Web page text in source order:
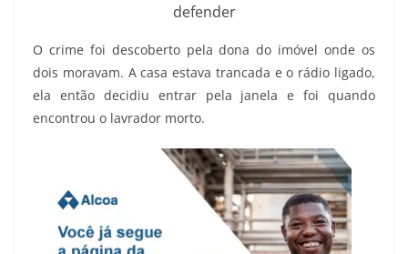
defender
O crime foi descoberto pela dona do imóvel onde os
dois moravam. A casa estava trancada e o rádio ligado,
ela então decidiu entrar pela janela e foi quando
encontrou o lavrador morto.